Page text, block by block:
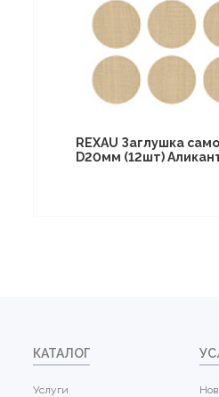
REXAU Заглушка
D20мм (12шт)
КАТАЛОГ
Услуги